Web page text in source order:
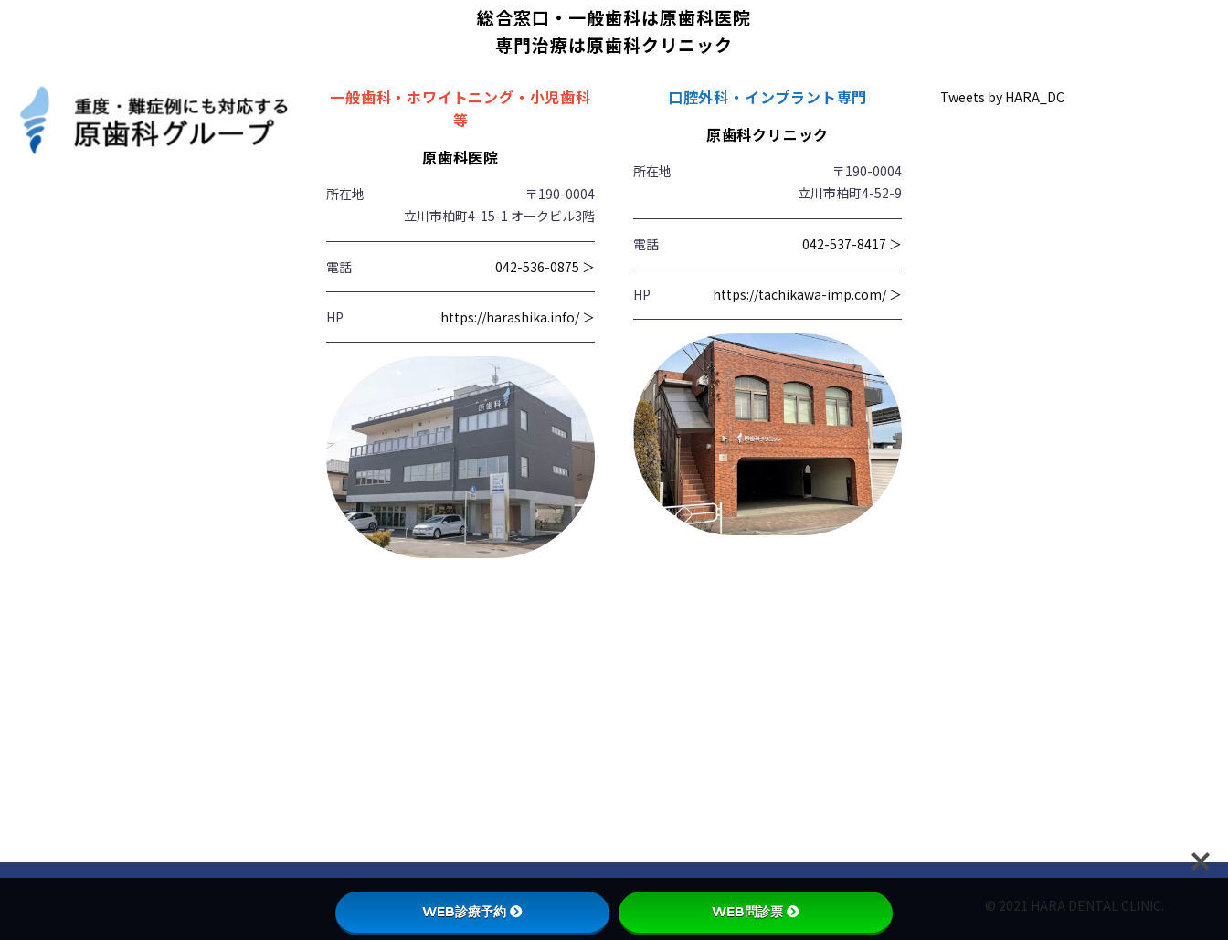
総合窓口・一般歯科は原歯科医院
専門治療は原歯科クリニック
一般歯科・ホワイトニング・小児歯科
等
原歯科医院
所在地
〒190-0004
立川市柏町4-15-1 オークビル3階
電話 042-536-0875 ＞
HP https://harashika.info/ ＞
口腔外科・インプラント専門
原歯科クリニック
所在地
〒190-0004
立川市柏町4-52-9
電話 042-537-8417 ＞
HP https://tachikawa-imp.com/ ＞
Tweets by HARA_DC
Privacy Policy| © 2021 HARA DENTAL CLINIC.
WEB診療予約 WEB問診票